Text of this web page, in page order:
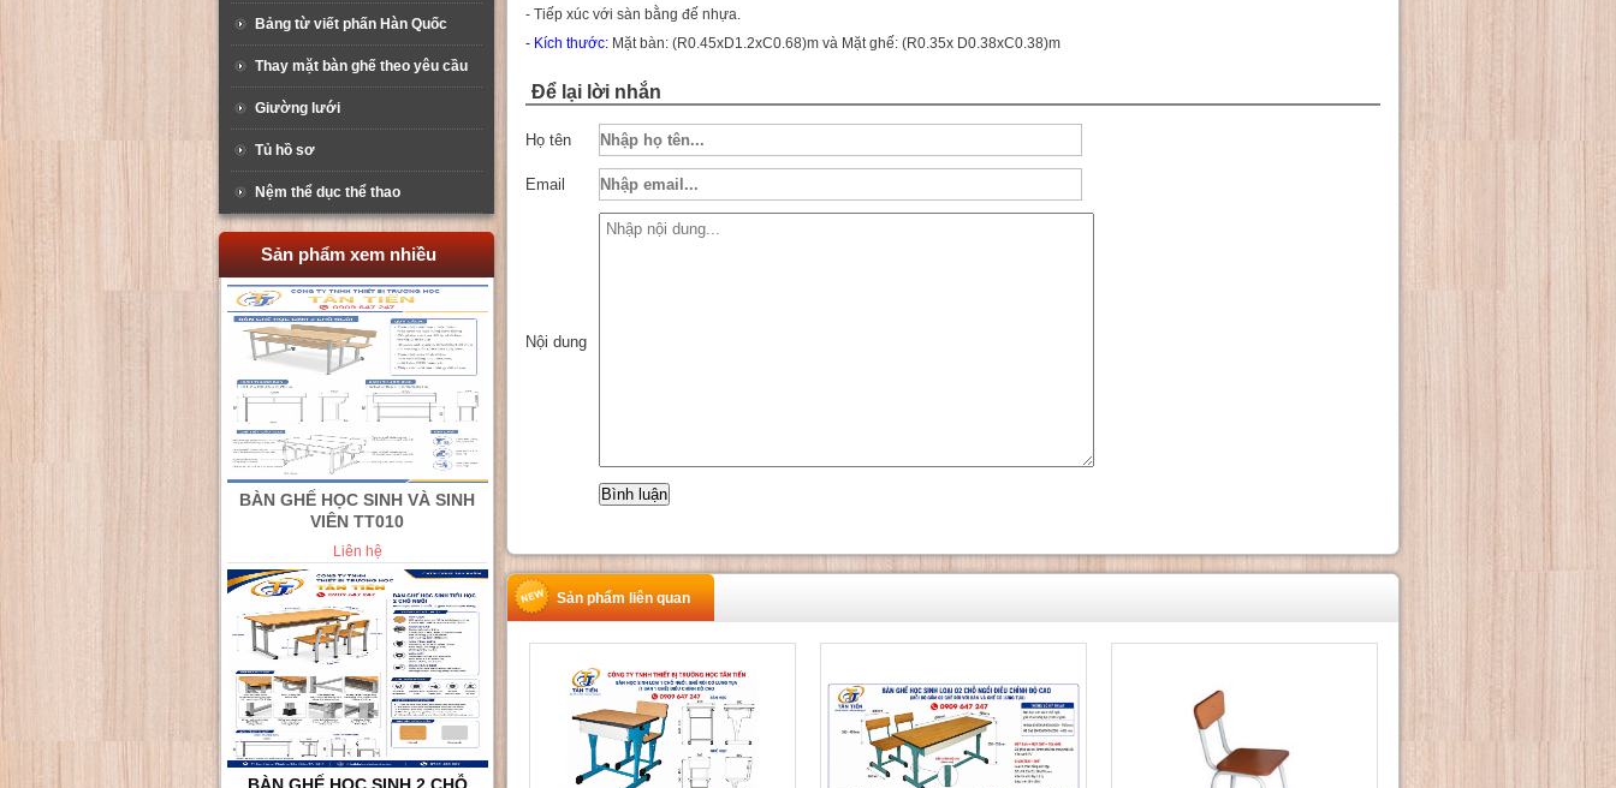
Bảng từ viết phấn Hàn Quốc
Thay mặt bàn ghế theo yêu cầu
Giường lưới
Tủ hồ sơ
Nệm thể dục thể thao
Sản phẩm xem nhiều
BÀN GHẾ HỌC SINH 2 CHỖ
NGỒI TT02
Liên hệ
- Tiếp xúc với sàn bằng đế nhựa.
- Kích thước: Mặt bàn: (R0.45xD1.2xC0.68)m và Mặt ghế: (R0.35x D0.38xC0.38)m
Để lại lời nhắn
Họ tên
Email
Nội dung
Sản phẩm liên quan